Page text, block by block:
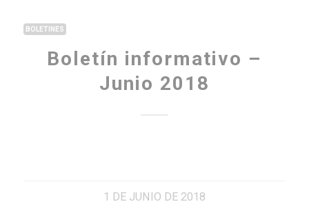
BOLETINES
Boletín informativo –
Junio 2018
1 DE JUNIO DE 2018